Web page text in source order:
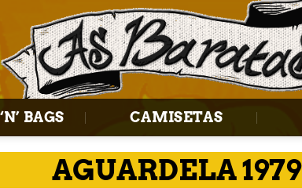
BAGS CAMISETAS
AGUARDELA 1979